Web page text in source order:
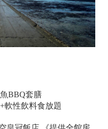
BBQ套膳
軟性飲料食放題